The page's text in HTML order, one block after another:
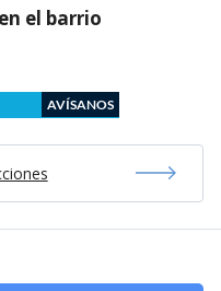
el barrio
AVÍSANOS